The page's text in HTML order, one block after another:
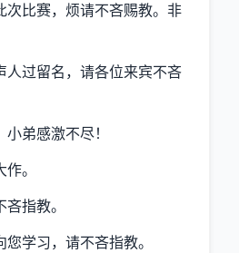
次比赛，烦请不吝赐教。非
人过留名，请各位来宾不吝
弟感激不尽！
。
指教。
学习，请不吝指教。